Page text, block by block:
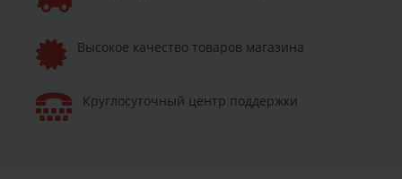
Высокое качество товаров магазина
Круглосуточный центр поддержки